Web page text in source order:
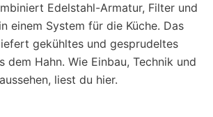
Edelstahl-Armatur, Filter und
einem System für die Küche. Das
gekühltes und gesprudeltes
dem Hahn. Wie Einbau, Technik und
liest du hier.